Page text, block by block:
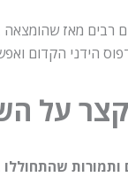
הידני הקדום
על
שהתחוללו